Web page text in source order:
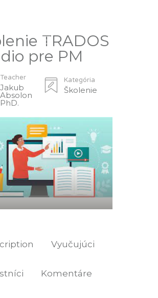
TRADOS
pre PM
Teacher
Jakub
Absolon
PhD.
Kategória
Školenie
Vyučujúci
Komentáre